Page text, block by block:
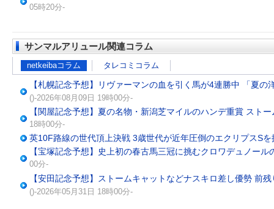
05時20分-
サンマルアリュール関連コラム
netkeibaコラム タレコミコラム
【札幌記念予想】リヴァーマンの血を引く馬が4連勝中 「夏
()-2026年08月09日 19時00分-
【関屋記念予想】夏の名物・新潟芝マイルのハンデ重賞 スト
18時00分-
英10F路線の世代頂上決戦 3歳世代が近年圧倒のエクリプスSを
【宝塚記念予想】史上初の春古馬三冠に挑むクロワデュノー
00分-
【安田記念予想】ストームキャットなどナスキロ差し優勢 前
()-2026年05月31日 18時00分-